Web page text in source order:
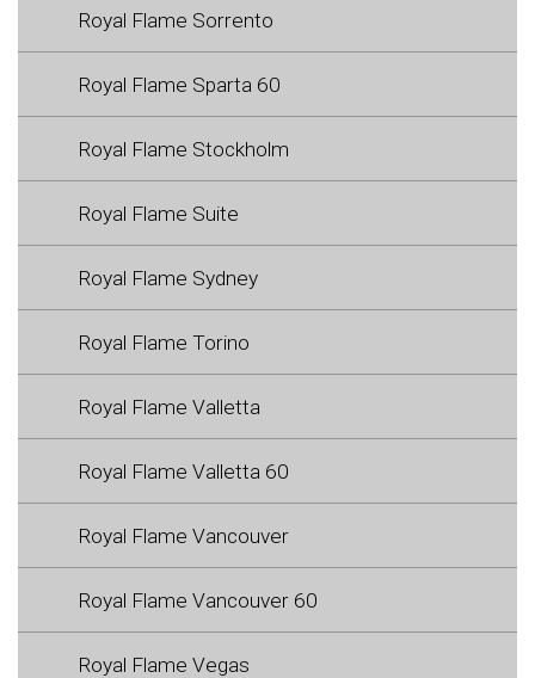
Royal Flame Sorrento
Royal Flame Sparta 60
Royal Flame Stockholm
Royal Flame Suite
Royal Flame Sydney
Royal Flame Torino
Royal Flame Valletta
Royal Flame Valletta 60
Royal Flame Vancouver
Royal Flame Vancouver 60
Royal Flame Vegas